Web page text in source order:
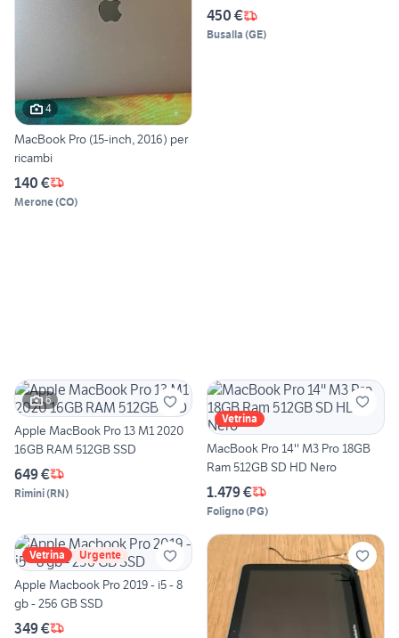
4
MacBook Pro (15-inch, 2016) per
ricambi
140 €
Merone(CO)
450 €
Busalla (GE)
6
Apple MacBook Pro 13 M1 2020
16GB RAM 512GB SSD
649 €
Rimini(RN)
Vetrina
MacBook Pro 14'' M3 Pro 18GB
Ram 512GB SD HD Nero
1.479 €
Foligno(PG)
Vetrina Urgente
Apple Macbook Pro 2019 - i5 - 8
gb - 256 GB SSD
349 €